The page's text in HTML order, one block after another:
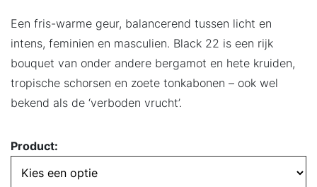
Een fris-warme geur, balancerend tussen licht en
intens, feminien en masculien. Black 22 is een rijk
bouquet van onder andere bergamot en hete kruiden,
tropische schorsen en zoete tonkabonen – ook wel
bekend als de ‘verboden vrucht’.
Product: